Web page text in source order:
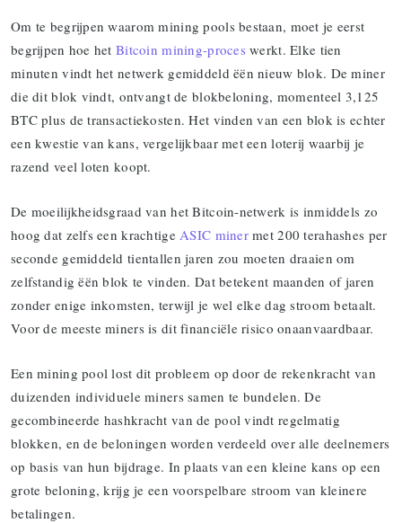
Om te begrijpen waarom mining pools bestaan, moet je eerst
begrijpen hoe hetBitcoin mining-proces werkt. Elke tien
minuten vindt het netwerk gemiddeld ëën nieuw blok. De miner
die dit blok vindt, ontvangt de blokbeloning, momenteel 3,125
BTC plus de transactiekosten. Het vinden van een blok is echter
een kwestie van kans, vergelijkbaar met een loterij waarbij je
razend veel loten koopt.
De moeilijkheidsgraad van het Bitcoin-netwerk is inmiddels zo
hoog dat zelfs een krachtigeASIC minermet 200 terahashes per
seconde gemiddeld tientallen jaren zou moeten draaien om
zelfstandig ëën blok te vinden. Dat betekent maanden of jaren
zonder enige inkomsten, terwijl je wel elke dag stroom betaalt.
Voor de meeste miners is dit financiële risico onaanvaardbaar.
Een mining pool lost dit probleem op door de rekenkracht van
duizenden individuele miners samen te bundelen. De
gecombineerde hashkracht van de pool vindt regelmatig
blokken, en de beloningen worden verdeeld over alle deelnemers
op basis van hun bijdrage. In plaats van een kleine kans op een
grote beloning, krijg je een voorspelbare stroom van kleinere
betalingen.